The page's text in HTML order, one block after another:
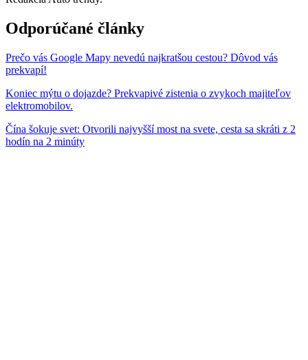
Odporúčané články
Prečo vás Google Mapy nevedú najkratšou cestou? Dôvod vás
prekvapí!
Koniec mýtu o dojazde? Prekvapivé zistenia o zvykoch majiteľov
elektromobilov.
Čína šokuje svet: Otvorili najvyšší most na svete, cesta sa skráti z 2
hodín na 2 minúty